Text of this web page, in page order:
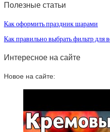
Полезные статьи
Как оформить праздник шарами
Как правильно выбрать фильтр для
Интересное на сайте
Новое на сайте: